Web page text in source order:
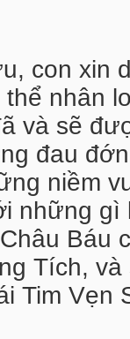
con xin
nhân
và sẽ
đau
niềm
những gì
Báu
Tích,
Tim Vẹn